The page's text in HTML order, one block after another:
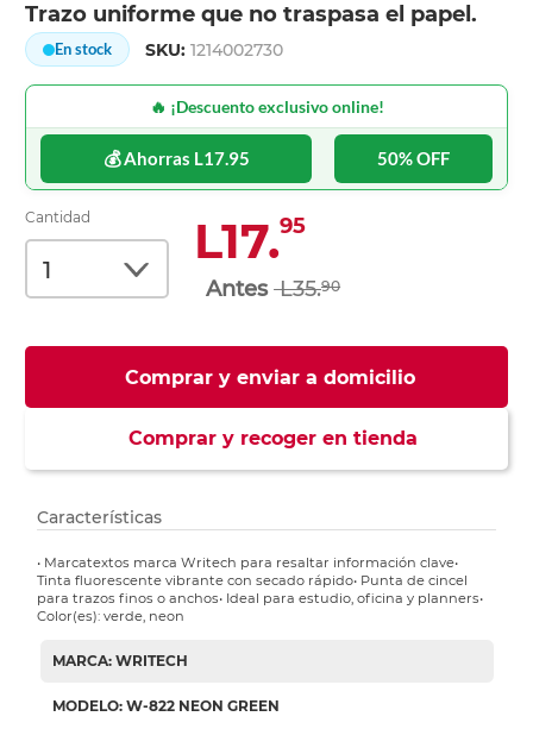
Trazo uniforme que no traspasa el papel.
En stock SKU:1214002730
🔥 ¡Descuento exclusivo online!
💰 Ahorras L17.95 50% OFF
Cantidad L17.95
L35.90
Comprar y enviar a domicilio
Comprar y recoger en tienda
Características
• Marcatextos marca Writech para resaltar información clave•
Tinta fluorescente vibrante con secado rápido• Punta de cincel
para trazos finos o anchos• Ideal para estudio, oficina y planners•
Color(es): verde, neon
MARCA: WRITECH
MODELO: W-822 NEON GREEN